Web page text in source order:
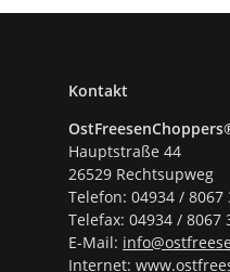
Kontakt
Hauptstraße 44
26529 Rechtsupweg
Telefon: 04934 / 8067
Telefax: 04934 / 8067
E-Mail:
Internet: